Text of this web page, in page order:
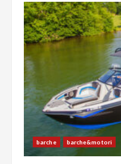
barche barche&motori